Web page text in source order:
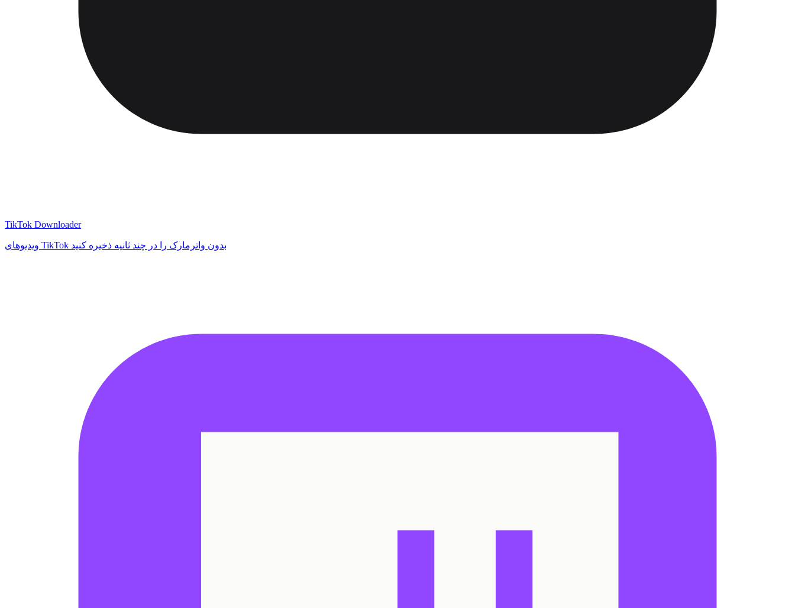
TikTok Downloader
ویدیوهای TikTok بدون واترمارک را در چند ثانیه ذخیره کنید